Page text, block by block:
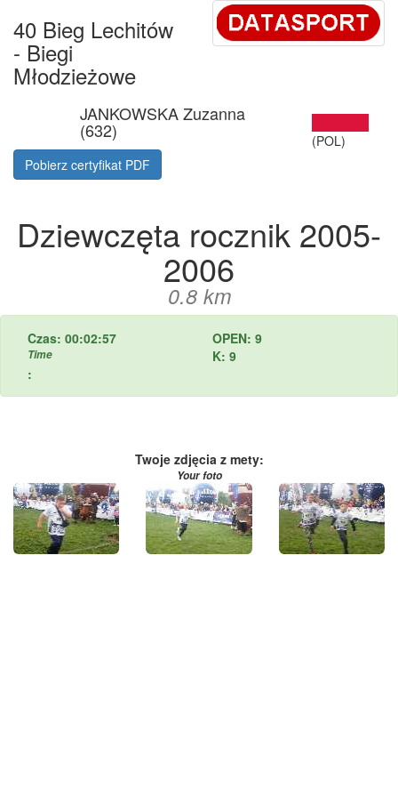
40 Bieg Lechitów
- Biegi
Młodzieżowe
JANKOWSKA Zuzanna
(632)
(POL)
Pobierz certyfikat PDF
Dziewczęta rocznik 2005-
2006
0.8 km
Czas: 00:02:57
Time
OPEN: 9
K: 9
:
Twoje zdjęcia z mety:
Your foto